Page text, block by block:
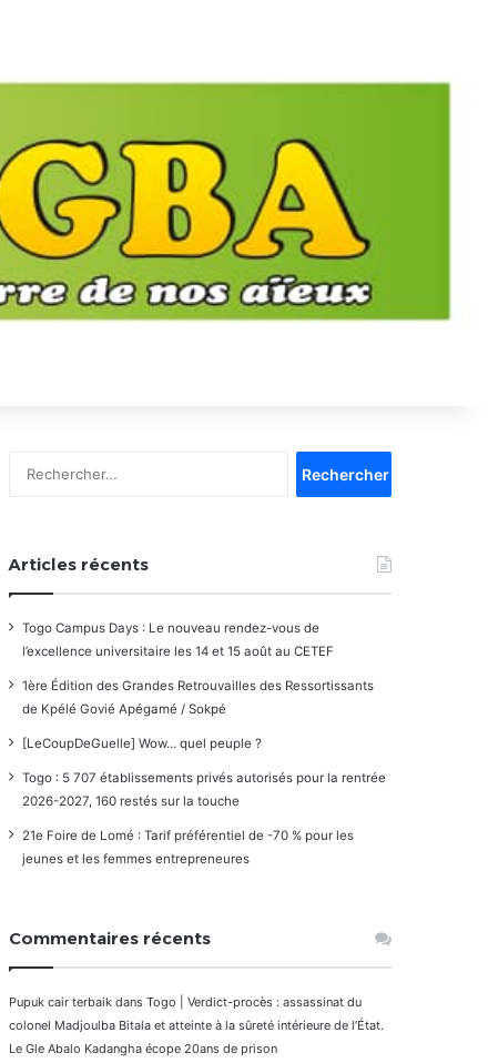
Articles récents
Togo Campus Days : Le nouveau rendez-vous de
l’excellence universitaire les 14 et 15 août au CETEF
1ère Édition des Grandes Retrouvailles des Ressortissants
de Kpélé Govié Apégamé / Sokpé
[LeCoupDeGuelle] Wow… quel peuple ?
Togo : 5 707 établissements privés autorisés pour la rentrée
2026-2027, 160 restés sur la touche
21e Foire de Lomé : Tarif préférentiel de -70 % pour les
jeunes et les femmes entrepreneures
Commentaires récents
Pupuk cair terbaik dans Togo | Verdict-procès : assassinat du
colonel Madjoulba Bitala et atteinte à la sûreté intérieure de l’État.
Le Gle Abalo Kadangha écope 20ans de prison